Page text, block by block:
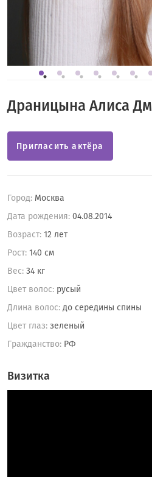
Драницына Алиса
Город: Москва
Дата рождения: 04.08.2014
Возраст: 12 лет
Рост: 140 см
Вес: 34 кг
Цвет волос: русый
Длина волос: до середины спины
Цвет глаз: зеленый
Гражданство: РФ
Пригласить актёра
Визитка